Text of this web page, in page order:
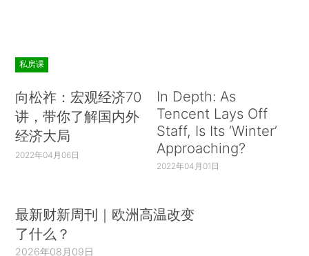
私房课
向松祚：宏观经济70
讲，带你了解国内外
经济大局
2022年04月06日
In Depth: As
Tencent Lays Off
Staff, Is Its ‘Winter’
Approaching?
2022年04月01日
最新财新周刊｜欧洲高温改变
了什么？
2026年08月09日